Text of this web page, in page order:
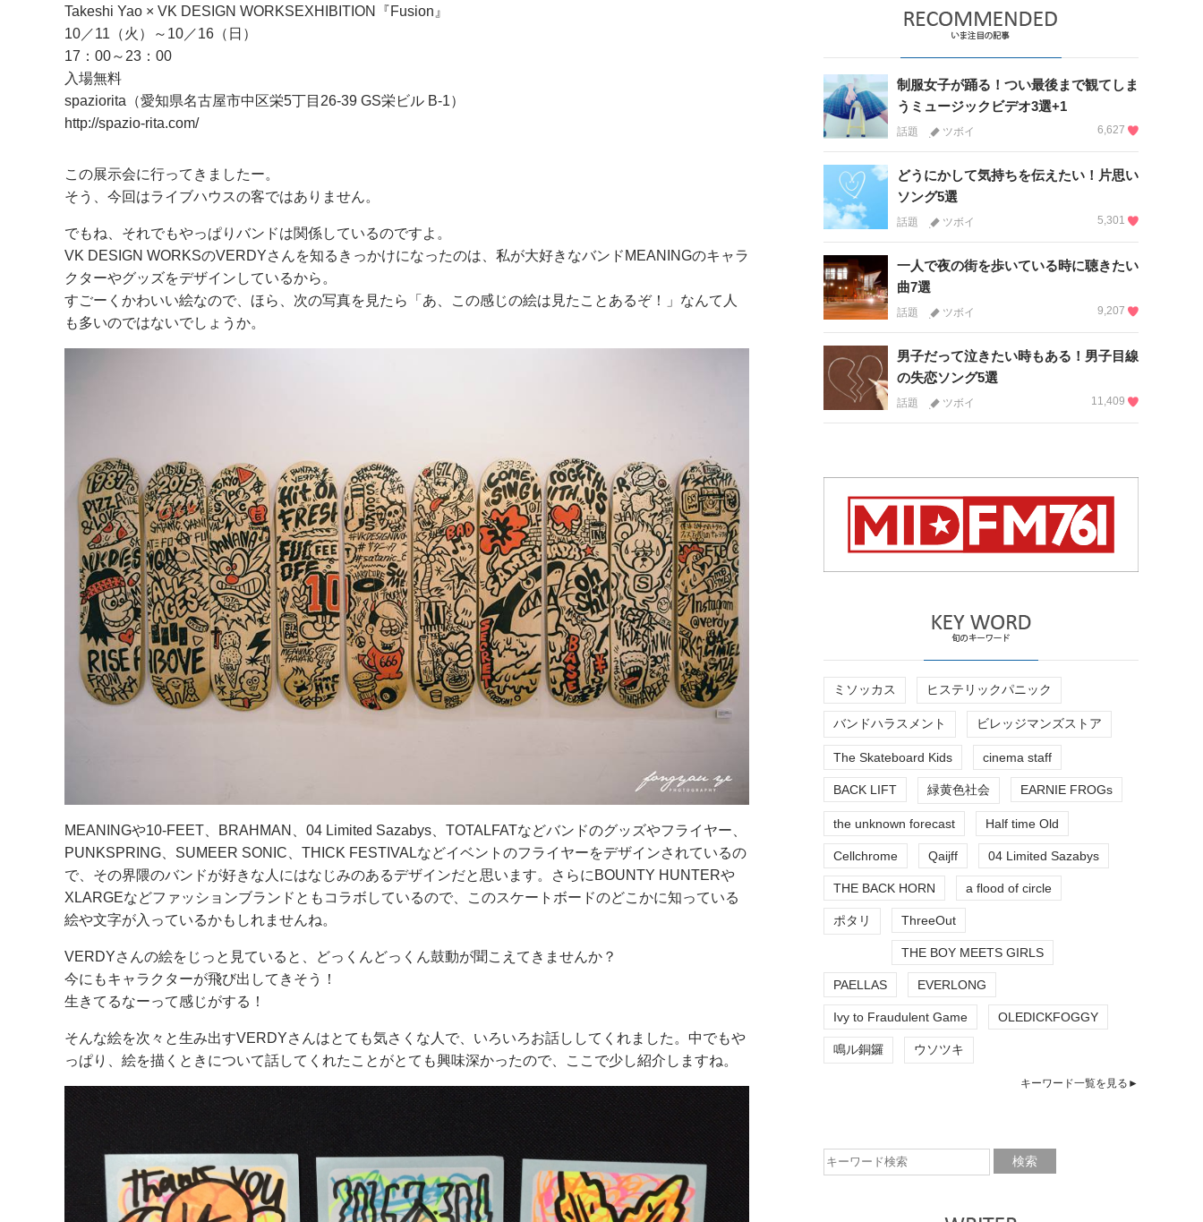
Takeshi Yao × VK DESIGN WORKSEXHIBITION『Fusion』
10／11（火）～10／16（日）
17：00～23：00
入場無料
spaziorita（愛知県名古屋市中区栄5丁目26-39 GS栄ビル B-1）
http://spazio-rita.com/
この展示会に行ってきましたー。
そう、今回はライブハウスの客ではありません。
でもね、それでもやっぱりバンドは関係しているのですよ。
VK DESIGN WORKSのVERDYさんを知るきっかけになったのは、私が大好きなバンドMEANINGのキャラ
クターやグッズをデザインしているから。
すごーくかわいい絵なので、ほら、次の写真を見たら「あ、この感じの絵は見たことあるぞ！」なんて人
も多いのではないでしょうか。
MEANINGや10-FEET、BRAHMAN、04 Limited Sazabys、TOTALFATなどバンドのグッズやフライヤー、
PUNKSPRING、SUMEER SONIC、THICK FESTIVALなどイベントのフライヤーをデザインされているの
で、その界隈のバンドが好きな人にはなじみのあるデザインだと思います。さらにBOUNTY HUNTERや
XLARGEなどファッションブランドともコラボしているので、このスケートボードのどこかに知っている
絵や文字が入っているかもしれませんね。
VERDYさんの絵をじっと見ていると、どっくんどっくん鼓動が聞こえてきませんか？
今にもキャラクターが飛び出してきそう！
生きてるなーって感じがする！
そんな絵を次々と生み出すVERDYさんはとても気さくな人で、いろいろお話ししてくれました。中でもや
っぱり、絵を描くときについて話してくれたことがとても興味深かったので、ここで少し紹介しますね。
制服女子が踊る！つい最後まで観てしま
うミュージックビデオ3選+1
話題 ツボイ 6,627
どうにかして気持ちを伝えたい！片思い
ソング5選
話題 ツボイ 5,301
一人で夜の街を歩いている時に聴きたい
曲7選
話題 ツボイ 9,207
男子だって泣きたい時もある！男子目線
の失恋ソング5選
話題 ツボイ 11,409
ミソッカス ヒステリックパニック
バンドハラスメント ビレッジマンズストア
The Skateboard Kids cinema staff
BACK LIFT 緑黄色社会 EARNIE FROGs
the unknown forecast Half time Old
Cellchrome Qaijff 04 Limited Sazabys
THE BACK HORN a flood of circle
ポタリ ThreeOut
THE BOY MEETS GIRLS
PAELLAS EVERLONG
Ivy to Fraudulent Game OLEDICKFOGGY
鳴ル銅鑼 ウソツキ
キーワード一覧を見る►